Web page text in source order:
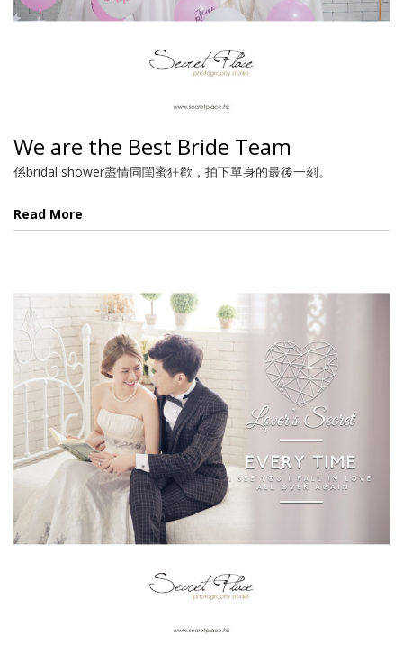
We are the Best Bride Team
係bridal shower盡情同閨蜜狂歡，拍下單身的最後一刻。
Read More